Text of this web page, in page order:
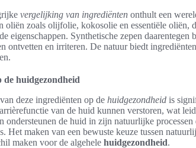
vergelijking van ingrediënten onthult een
oliën zoals olijfolie, kokosolie en essentiële oliën,
eigenschappen. Synthetische zepen daarentegen
ontvetten en irriteren. De natuur biedt
de huidgezondheid
deze ingrediënten op de huidgezondheid is
van de huid kunnen verstoren, wat
ondersteunen de huid in zijn natuurlijke
Het maken van een bewuste keuze tussen
maken voor de algehele huidgezondheid.